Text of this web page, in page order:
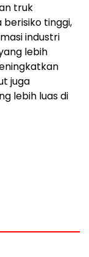
truk
tinggi,
industri
lebih
juga
lebih luas di